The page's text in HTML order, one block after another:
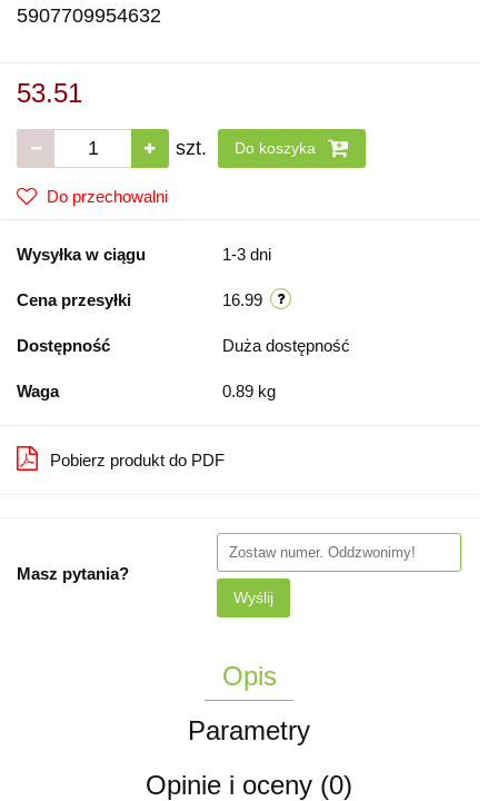
5907709954632
53.51
szt. Do koszyka
Do przechowalni
Wysyłka w ciągu 1-3 dni
Cena przesyłki 16.99
Dostępność Duża dostępność
Waga 0.89 kg
Pobierz produkt do PDF
Masz pytania?
Wyślij
Opis
Parametry
Opinie i oceny (0)